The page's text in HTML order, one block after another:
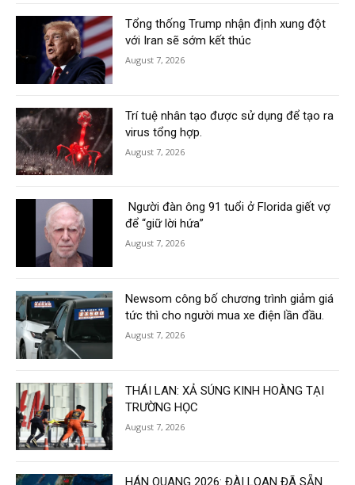
Tổng thống Trump nhận định xung đột
với Iran sẽ sớm kết thúc
August 7, 2026
Trí tuệ nhân tạo được sử dụng để tạo ra
virus tổng hợp.
August 7, 2026
Người đàn ông 91 tuổi ở Florida giết vợ
để “giữ lời hứa”
August 7, 2026
Newsom công bố chương trình giảm giá
tức thì cho người mua xe điện lần đầu.
August 7, 2026
THÁI LAN: XẢ SÚNG KINH HOÀNG TẠI
TRƯỜNG HỌC
August 7, 2026